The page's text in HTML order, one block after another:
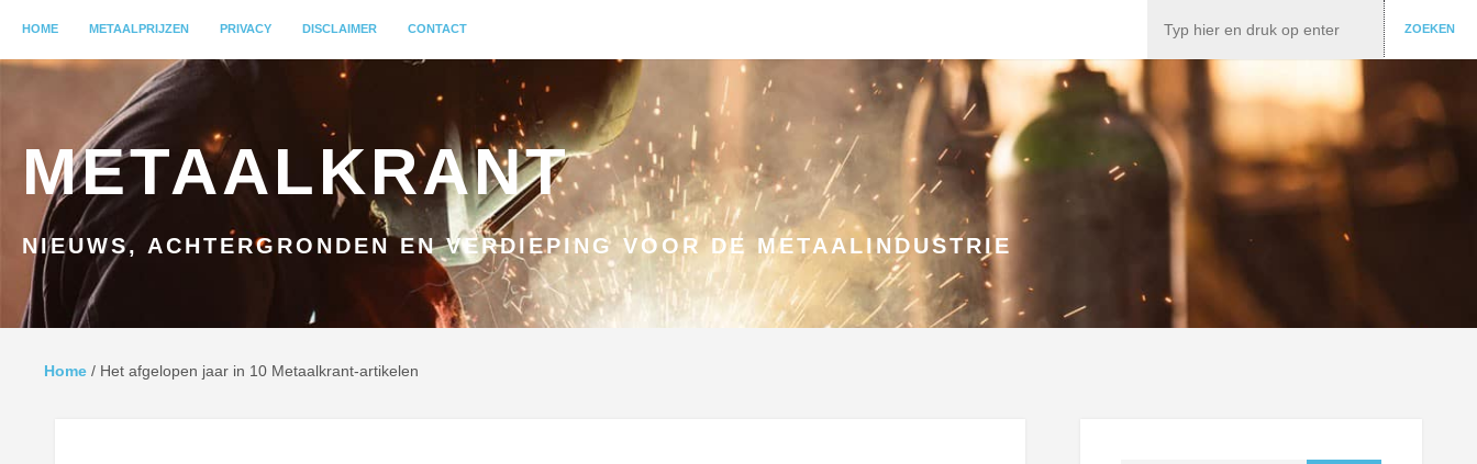
GA NAAR INHOUD
HOME METAALPRIJZEN PRIVACY DISCLAIMER CONTACT ZOEKEN
METAALKRANT
NIEUWS, ACHTERGRONDEN EN VERDIEPING VOOR DE METAALINDUSTRIE
Home / Het afgelopen jaar in 10 Metaalkrant-artikelen